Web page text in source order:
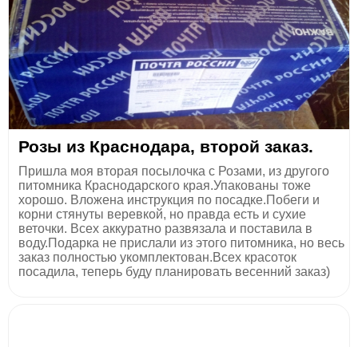
Розы из Краснодара, второй заказ.
Пришла моя вторая посылочка с Розами, из другого
питомника Краснодарского края.Упакованы тоже
хорошо. Вложена инструкция по посадке.Побеги и
корни стянуты веревкой, но правда есть и сухие
веточки. Всех аккуратно развязала и поставила в
воду.Подарка не прислали из этого питомника, но весь
заказ полностью укомплектован.Всех красоток
посадила, теперь буду планировать весенний заказ)